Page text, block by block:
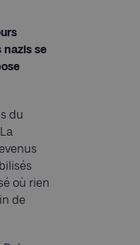
nazis se
du
où rien
de